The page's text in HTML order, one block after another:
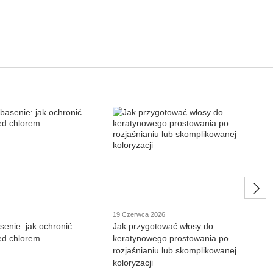
jak ochronić
chlorem
19 Czerwca 2026
Jak przygotować włosy do
keratynowego prostowania po
rozjaśnianiu lub skomplikowanej
koloryzacji